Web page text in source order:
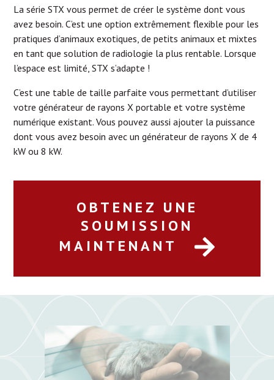
La série STX vous permet de créer le système dont vous
avez besoin. C’est une option extrêmement flexible pour les
pratiques d’animaux exotiques, de petits animaux et mixtes
en tant que solution de radiologie la plus rentable. Lorsque
l’espace est limité, STX s’adapte !
C’est une table de taille parfaite vous permettant d’utiliser
votre générateur de rayons X portable et votre système
numérique existant. Vous pouvez aussi ajouter la puissance
dont vous avez besoin avec un générateur de rayons X de 4
kW ou 8 kW.
OBTENEZ UNE
SOUMISSION
MAINTENANT